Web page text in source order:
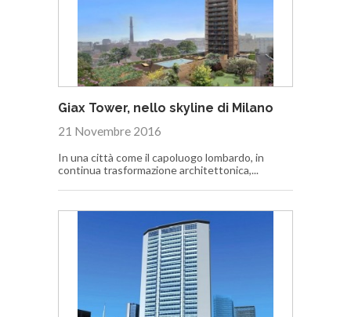
Giax Tower, nello skyline di Milano
21 Novembre 2016
In una città come il capoluogo lombardo, in
continua trasformazione architettonica,...